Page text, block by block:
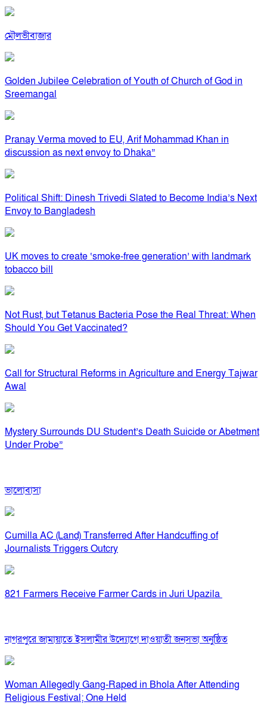
মৌলভীবাজার
Golden Jubilee Celebration of Youth of Church of God in
Sreemangal
Pranay Verma moved to EU, Arif Mohammad Khan in
discussion as next envoy to Dhaka”
Political Shift: Dinesh Trivedi Slated to Become India’s Next
Envoy to Bangladesh
UK moves to create ‘smoke-free generation’ with landmark
tobacco bill
Not Rust, but Tetanus Bacteria Pose the Real Threat: When
Should You Get Vaccinated?
Call for Structural Reforms in Agriculture and Energy Tajwar
Awal
Mystery Surrounds DU Student’s Death Suicide or Abetment
Under Probe”
ভালোবাসা
Cumilla AC (Land) Transferred After Handcuffing of
Journalists Triggers Outcry
821 Farmers Receive Farmer Cards in Juri Upazila
নাগরপুরে জামায়াতে ইসলামীর উদ্যোগে দাওয়াতী জনসভা অনুষ্ঠিত
Woman Allegedly Gang-Raped in Bhola After Attending
Religious Festival; One Held